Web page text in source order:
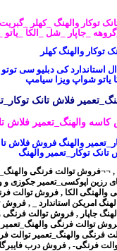
کهلر09121507825فروش فلاش تانک توکار
_جاپار _شل _الکا
والهنگ کهلر
استاندارد کی دبلیو سی
یاتو شواپ ویزا سیامپ
فلاش تانک
والهنگ_تعمیر فلاش
,¬¬فروش توالت فرنگی
رزین اپوکسی_تعمیر جکوزی و
والهنگی الکا , فروش توالت
امریکن استاندارد _ ,فروش
جاپار , فروش توالت فرنگی
توالت فرنگی والهنگ_تعمیر
فرنگی والهنگ_تعمیر توالت
فرنگی- ,فروش درب